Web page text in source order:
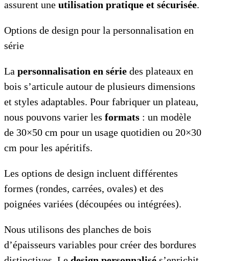
assurent une utilisation pratique et sécurisée.
Options de design pour la personnalisation en
série
La personnalisation en série des plateaux en
bois s’articule autour de plusieurs dimensions
et styles adaptables. Pour fabriquer un plateau,
nous pouvons varier les formats : un modèle
de 30×50 cm pour un usage quotidien ou 20×30
cm pour les apéritifs.
Les options de design incluent différentes
formes (rondes, carrées, ovales) et des
poignées variées (découpées ou intégrées).
Nous utilisons des planches de bois
d’épaisseurs variables pour créer des bordures